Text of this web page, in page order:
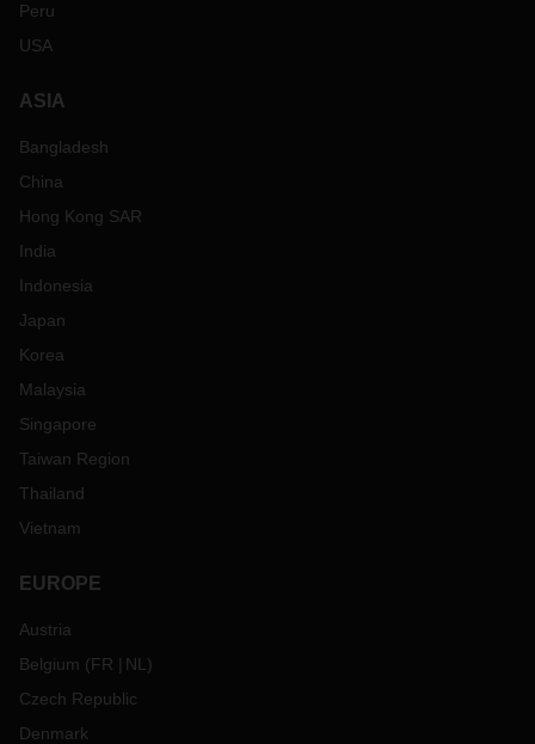
Peru
USA
ASIA
Bangladesh
China
Hong Kong SAR
India
Indonesia
Japan
Korea
Malaysia
Singapore
Taiwan Region
Thailand
Vietnam
EUROPE
Austria
Belgium (FR NL )
Czech Republic
Denmark